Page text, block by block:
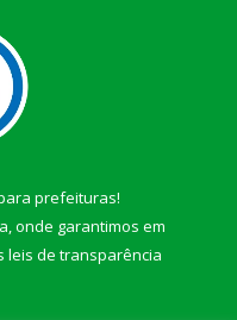
prefeituras!
onde garantimos em
leis de transparência